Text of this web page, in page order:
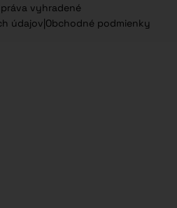
vyhradené
údajov|Obchodné podmienky